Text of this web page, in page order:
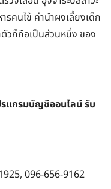
รคนไข้ ค่านำผงเลี้ยงเด็ก
วก็ถือเป็นส่วนหนึ่ง ของ
แกรมบัญชีออนไลน์ รับ
096-656-9162